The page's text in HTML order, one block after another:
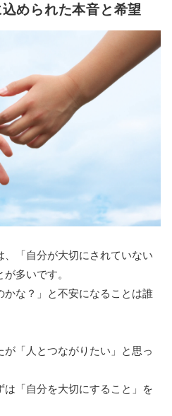
められた本音と希望
「自分が大切にされていない
多いです。
かな？」と不安になることは誰
「人とつながりたい」と思っ
「自分を大切にすること」を